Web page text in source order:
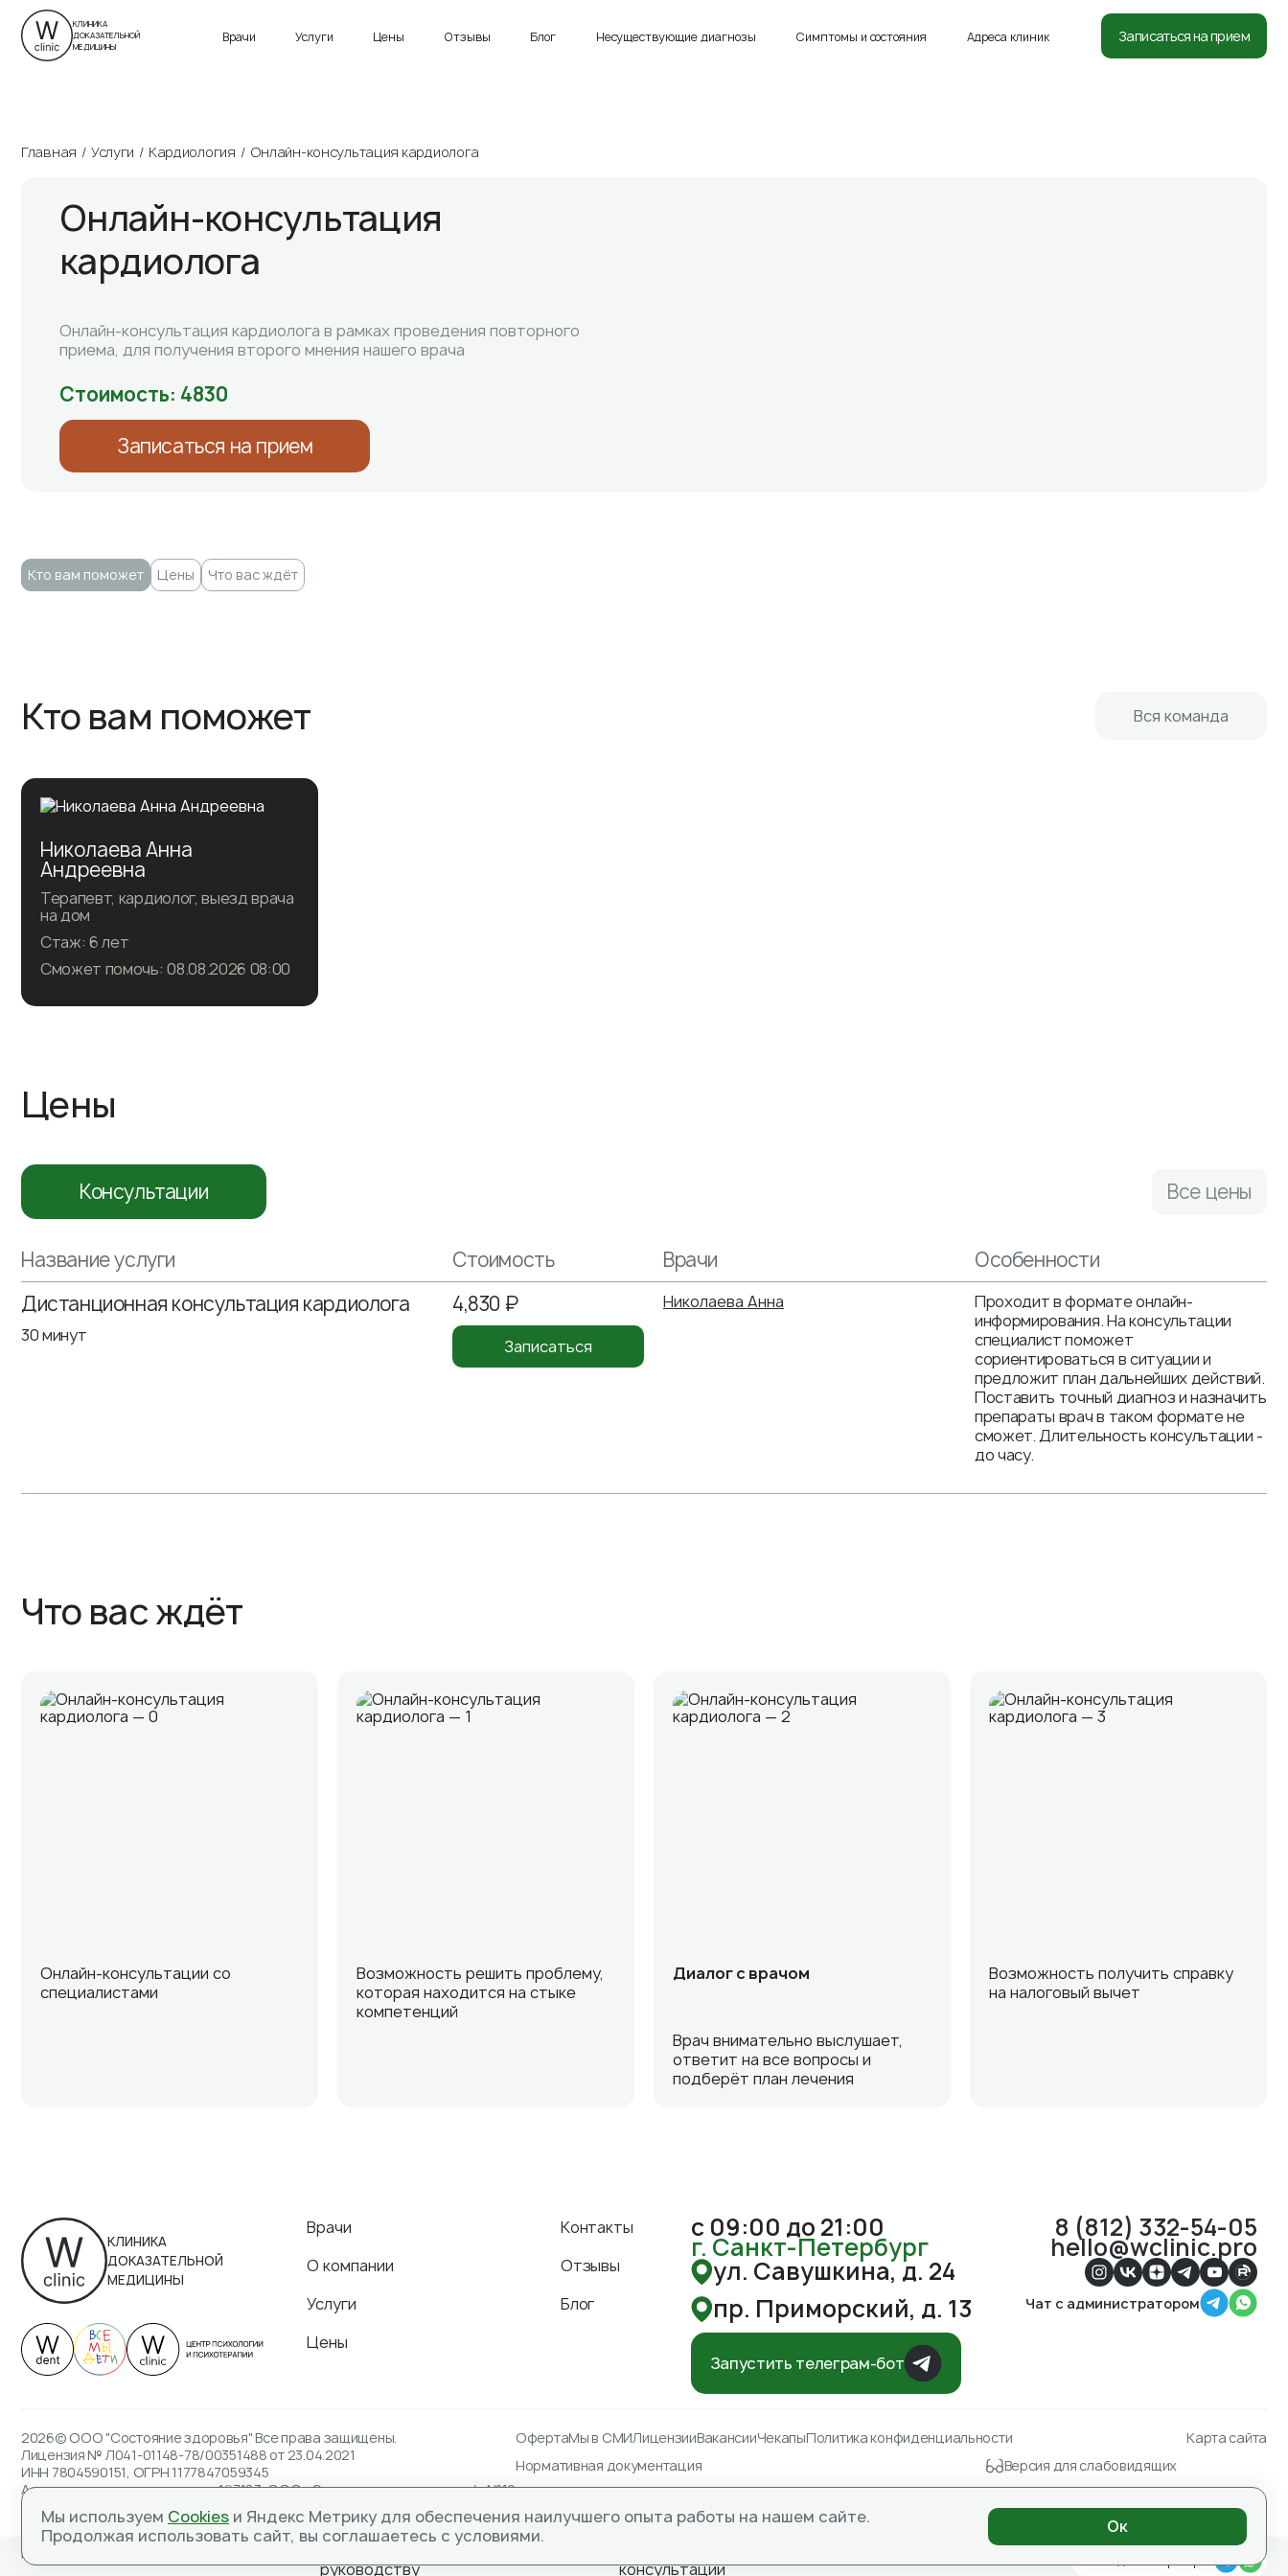
г. Санкт-Петербург
Пн-Вс 9:00 – 21:00
Пн-Вс 9:00 – 21:00
8 (812) 332-54-05
КЛИНИКА
ДОКАЗАТЕЛЬНОЙ
МЕДИЦИНЫ
Врачи Услуги Цены Отзывы Блог Несуществующие диагнозы Симптомы и состояния Адреса клиник Записаться на прием
Главная Услуги Кардиология Онлайн-консультация кардиолога
Онлайн-консультация
кардиолога
Онлайн-консультация кардиолога в рамках проведения повторного
приема, для получения второго мнения нашего врача
Стоимость: 4830
Записаться на прием
Кто вам поможет Цены Что вас ждёт
Кто вам поможет Вся команда
Николаева Анна
Андреевна
Терапевт, кардиолог, выезд врача
на дом
Стаж: 6 лет
Сможет помочь: 08.08.2026 08:00
Подробнее о враче
Цены
Консультации Все цены
Название услуги Стоимость Врачи
Особенности
Дистанционная консультация кардиолога
30 минут
4,830 ₽
Записаться
Николаева Анна
Проходит в формате онлайн-
информирования. На консультации
специалист поможет
сориентироваться в ситуации и
предложит план дальнейших действий.
Поставить точный диагноз и назначить
препараты врач в таком формате не
сможет. Длительность консультации -
до часу.
Что вас ждёт
Онлайн-консультации со
специалистами
Возможность решить проблему,
которая находится на стыке
компетенций
Диалог с врачом
Врач внимательно выслушает,
ответит на все вопросы и
подберёт план лечения
Возможность получить справку
на налоговый вычет
КЛИНИКА
ДОКАЗАТЕЛЬНОЙ
МЕДИЦИНЫ
Врачи
Контакты
О компании
Отзывы
Услуги
Блог
Цены
с 09:00 до 21:00
г. Санкт-Петербург
ул. Савушкина, д. 24
пр. Приморский, д. 13
Запустить телеграм-бот
8 (812) 332-54-05
hello@wclinic.pro
Чат с администратором
2026© ООО "Состояние здоровья" Все права защищены.
Лицензия № Л041-01148-78/00351488 от 23.04.2021
ИНН 7804590151, ОГРН 1177847059345
Адрес для корреспонденции: 197183, ООО «Состояние здоровья», а/я №10
ОфертаМы в СМИЛицензииВакансииЧекапыПолитика конфиденциальности
Нормативная документация
Версия для слабовидящих
Карта сайта
ИМЕЮТСЯ ПРОТИВОПОКАЗАНИЯ, НЕОБХОДИМА КОНСУЛЬТАЦИЯ СПЕЦИАЛИСТА
Вакансии
руководству
консультации
Чат с администратором
Мы используем Cookies и Яндекс Метрику для обеспечения наилучшего опыта работы на нашем сайте.
Продолжая использовать сайт, вы соглашаетесь с условиями.
Ок